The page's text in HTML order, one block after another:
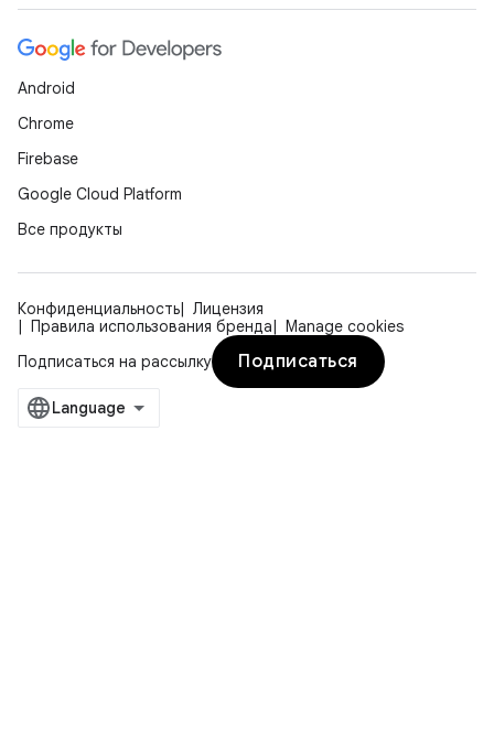
Android
Chrome
Firebase
Google Cloud Platform
Все продукты
Конфиденциальность
Лицензия
Правила использования бренда
Manage cookies
Подписаться на рассылку
Подписаться